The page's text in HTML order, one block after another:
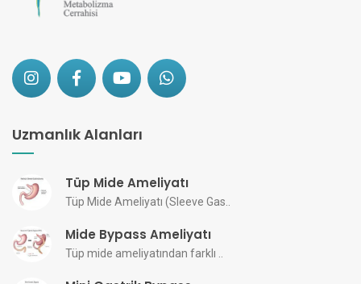
Uzmanlık Alanları
Tüp Mide Ameliyatı
Tüp Mide Ameliyatı (Sleeve Gas..
Mide Bypass Ameliyatı
Tüp mide ameliyatından farklı ..